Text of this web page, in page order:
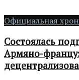
Официальная
Состоялась
Армяно-